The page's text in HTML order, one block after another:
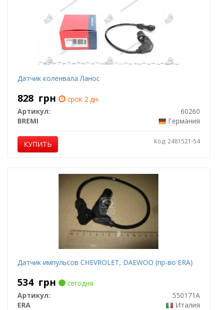
Датчик коленвала Ланос
828 грн
срок 2 дн.
Артикул:
60260
BREMI
Германия
КУПИТЬ Код: 2481521-54
Датчик импульсов CHEVROLET, DAEWOO (пр-во ERA)
534 грн
сегодня
Артикул:
550171A
ERA
Италия